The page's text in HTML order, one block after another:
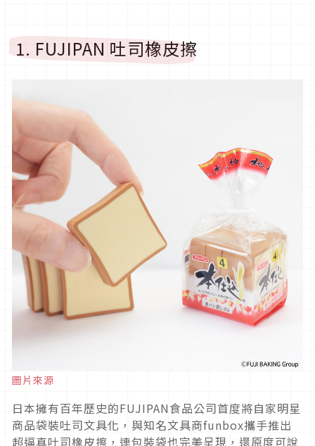
1. FUJIPAN 吐司橡皮擦
圖片來源
日本擁有百年歷史的FUJIPAN食品公司首度將自家明星
商品袋裝吐司文具化，與知名文具商funbox攜手推出
超逼真吐司橡皮擦，連包裝袋也完美呈現，還原度可說